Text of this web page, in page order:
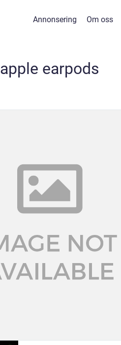
Annonsering Om oss
apple earpods